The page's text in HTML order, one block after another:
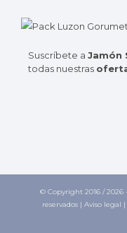
Suscríbete a Jamón
todas nuestras
© Copyright 2016 /2026
reservados | Aviso legal |